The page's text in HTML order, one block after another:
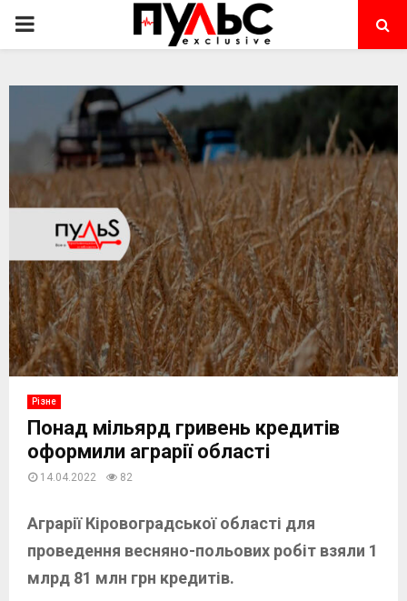
PRIMARY
Різне
Понад мільярд гривень кредитів
оформили аграрії області
14.04.2022 82
Аграрії Кіровоградської області для
проведення весняно-польових робіт взяли 1
млрд 81 млн грн кредитів.